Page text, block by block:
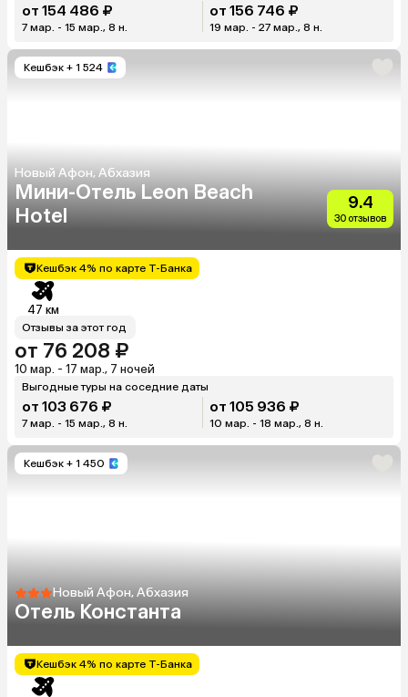
от 154 486 ₽
7 мар. - 15 мар., 8 н.
от 156 746 ₽
19 мар. - 27 мар., 8 н.
Кешбэк + 1 524
Новый Афон, Абхазия
Мини-Отель Leon Beach
Hotel
9.4
30 отзывов
Кешбэк 4% по карте Т-Банка
47 км
Отзывы за этот год
от 76 208 ₽
10 мар. - 17 мар., 7 ночей
Выгодные туры на соседние даты
от 103 676 ₽
7 мар. - 15 мар., 8 н.
от 105 936 ₽
10 мар. - 18 мар., 8 н.
Кешбэк + 1 450
Новый Афон, Абхазия
Отель Константа
Кешбэк 4% по карте Т-Банка